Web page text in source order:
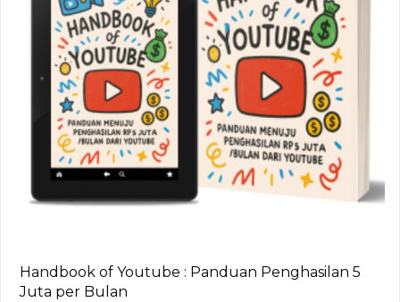
Handbook of Youtube : Panduan Penghasilan 5
Juta per Bulan